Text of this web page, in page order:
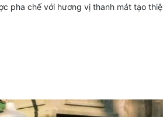
pha chế với hương vị thanh mát tạo